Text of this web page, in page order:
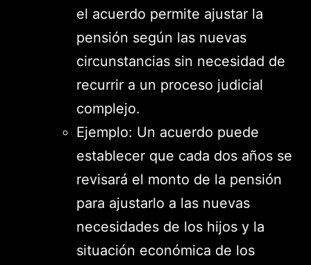
el acuerdo permite ajustar la
pensión según las nuevas
circunstancias sin necesidad de
recurrir a un proceso judicial
complejo.
Ejemplo: Un acuerdo puede
establecer que cada dos años se
revisará el monto de la pensión
para ajustarlo a las nuevas
necesidades de los hijos y la
situación económica de los